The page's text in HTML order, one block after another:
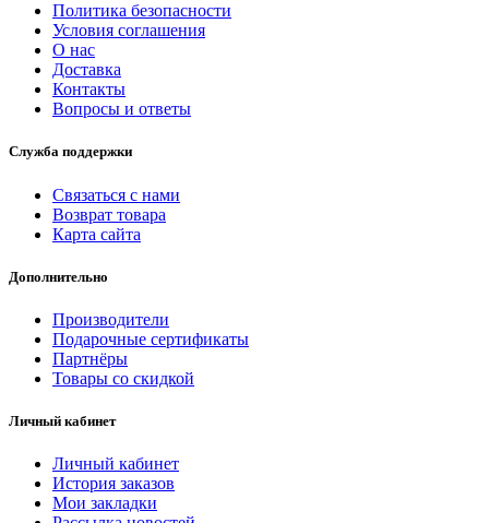
Политика безопасности
Условия соглашения
О нас
Доставка
Контакты
Вопросы и ответы
Служба поддержки
Связаться с нами
Возврат товара
Карта сайта
Дополнительно
Производители
Подарочные сертификаты
Партнёры
Товары со скидкой
Личный кабинет
Личный кабинет
История заказов
Мои закладки